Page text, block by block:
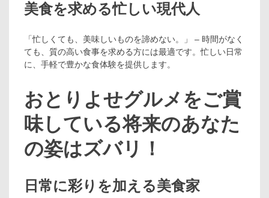
美食を求める忙しい現代人
「忙しくても、美味しいものを諦めない。」 – 時間がなく
ても、質の高い食事を求める方には最適です。忙しい日常
に、手軽で豊かな食体験を提供します。
おとりよせグルメをご賞
味している将来のあなた
の姿はズバリ！
日常に彩りを加える美食家